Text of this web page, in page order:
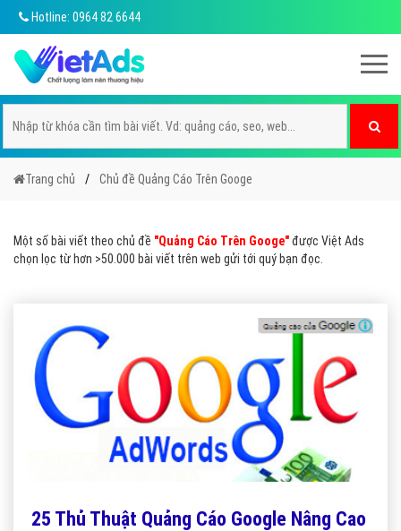
Hotline: 0964 82 6644
Trang chủ Chủ đề Quảng Cáo Trên Googe
Một số bài viết theo chủ đề "Quảng Cáo Trên Googe"được Việt Ads
chọn lọc từ hơn >50.000 bài viết trên web gửi tới quý bạn đọc.
25 Thủ Thuật Quảng Cáo Google Nâng Cao